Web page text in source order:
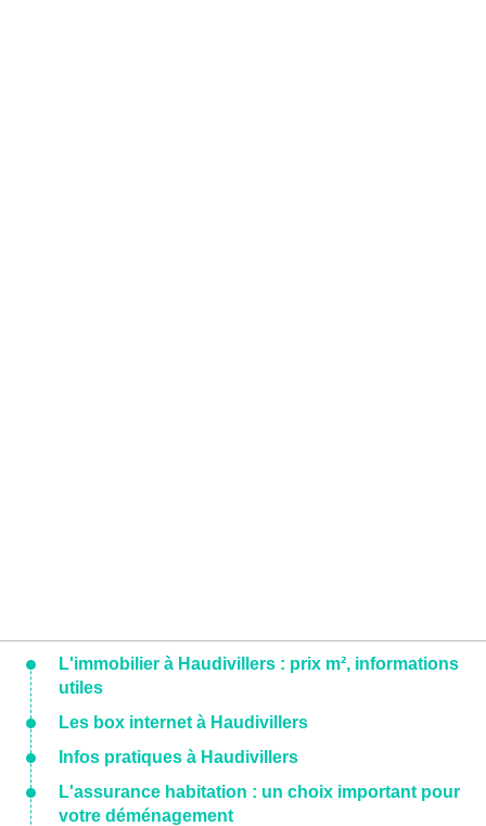
L'immobilier à Haudivillers : prix m², informations
utiles
Les box internet à Haudivillers
Infos pratiques à Haudivillers
L'assurance habitation : un choix important pour
votre déménagement